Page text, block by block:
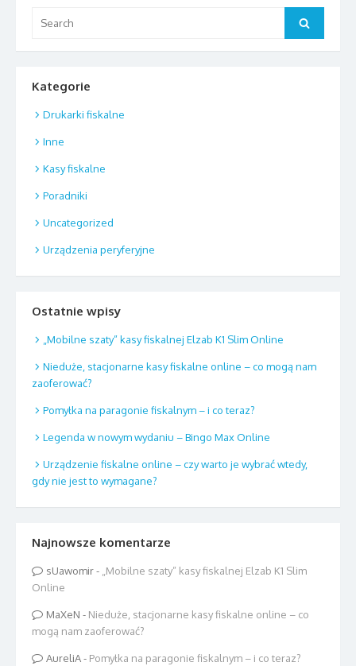
for:
Search
Kategorie
Drukarki fiskalne
Inne
Kasy fiskalne
Poradniki
Uncategorized
Urządzenia peryferyjne
Ostatnie wpisy
„Mobilne szaty” kasy fiskalnej Elzab K1 Slim Online
Nieduże, stacjonarne kasy fiskalne online – co mogą nam
zaoferować?
Pomyłka na paragonie fiskalnym – i co teraz?
Legenda w nowym wydaniu – Bingo Max Online
Urządzenie fiskalne online – czy warto je wybrać wtedy,
gdy nie jest to wymagane?
Najnowsze komentarze
sUawomir- „Mobilne szaty” kasy fiskalnej Elzab K1 Slim
Online
MaXeN - Nieduże, stacjonarne kasy fiskalne online – co
mogą nam zaoferować?
AureliA- Pomyłka na paragonie fiskalnym – i co teraz?